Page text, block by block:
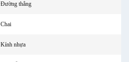
Đường thẳng
Chai
Kính nhựa